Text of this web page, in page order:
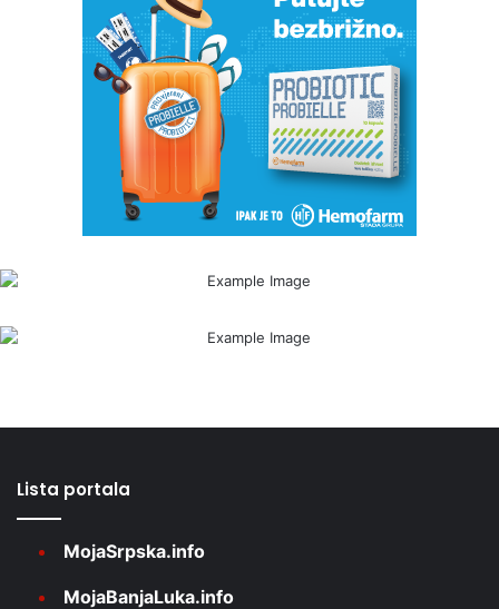
Lista portala
MojaSrpska.info
MojaBanjaLuka.info